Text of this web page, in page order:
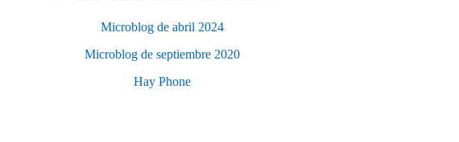
Microblog de abril 2024
Microblog de septiembre 2020
Hay Phone